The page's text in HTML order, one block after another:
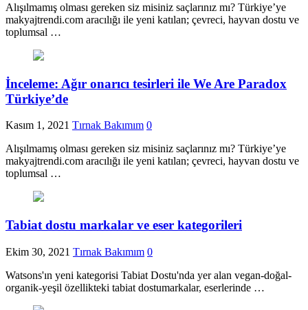
Alışılmamış olması gereken siz misiniz saçlarınız mı? Türkiye’ye
makyajtrendi.com aracılığı ile yeni katılan; çevreci, hayvan dostu ve
toplumsal …
İnceleme: Ağır onarıcı tesirleri ile We Are Paradox
Türkiye’de
Kasım 1, 2021 Tırnak Bakımım 0
Alışılmamış olması gereken siz misiniz saçlarınız mı? Türkiye’ye
makyajtrendi.com aracılığı ile yeni katılan; çevreci, hayvan dostu ve
toplumsal …
Tabiat dostu markalar ve eser kategorileri
Ekim 30, 2021 Tırnak Bakımım 0
Watsons'ın yeni kategorisi Tabiat Dostu'nda yer alan vegan-doğal-
organik-yeşil özellikteki tabiat dostumarkalar, eserlerinde …